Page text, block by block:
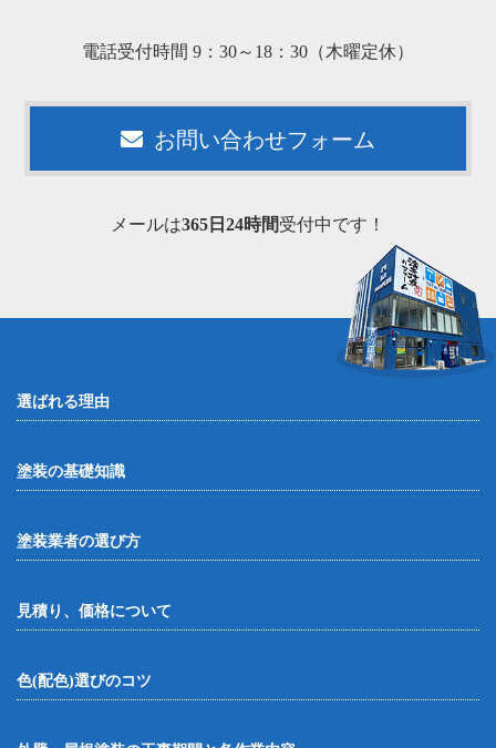
電話受付時間 9：30～18：30（木曜定休）
お問い合わせフォーム
メールは365日24時間受付中です！
選ばれる理由
塗装の基礎知識
塗装業者の選び方
見積り、価格について
色(配色)選びのコツ